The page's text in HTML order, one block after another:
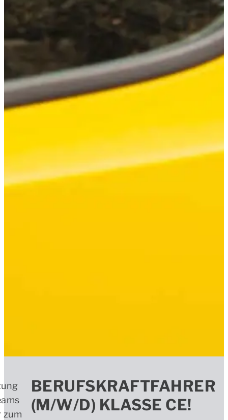
zum
BERUFSKRAFTFAHRER
(M/W/D) KLASSE CE!